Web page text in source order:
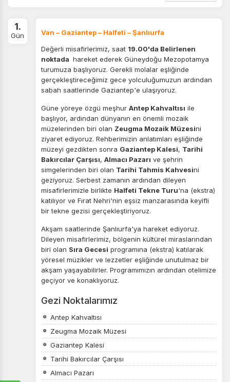
1.
Gün
Van – Gaziantep – Halfeti – Şanlıurfa
Değerli misafirlerimiz, saat 19.00'da Belirlenen
noktada hareket ederek Güneydoğu Mezopotamya
turumuza başlıyoruz. Gerekli molalar eşliğinde
gerçekleştireceğimiz gece yolculuğumuzun ardından
sabah saatlerinde Gaziantep'e ulaşıyoruz.
Güne yöreye özgü meşhur Antep Kahvaltısı ile
başlıyor, ardından dünyanın en önemli mozaik
müzelerinden biri olan Zeugma Mozaik Müzesini
ziyaret ediyoruz. Rehberimizin anlatımları eşliğinde
müzeyi gezdikten sonra Gaziantep Kalesi, Tarihi
Bakırcılar Çarşısı, Almacı Pazarı ve şehrin
simgelerinden biri olan Tarihi Tahmis Kahvesini
geziyoruz. Serbest zamanın ardından dileyen
misafirlerimizle birlikte Halfeti Tekne Turu'na (ekstra)
katılıyor ve Fırat Nehri'nin eşsiz manzarasında keyifli
bir tekne gezisi gerçekleştiriyoruz.
Akşam saatlerinde Şanlıurfa'ya hareket ediyoruz.
Dileyen misafirlerimiz, bölgenin kültürel miraslarından
biri olan Sıra Gecesi programına (ekstra) katılarak
yöresel müzikler ve lezzetler eşliğinde unutulmaz bir
akşam yaşayabilirler. Programımızın ardından otelimize
geçiyor ve konaklıyoruz.
Gezi Noktalarımız
Antep Kahvaltısı
Zeugma Mozaik Müzesi
Gaziantep Kalesi
Tarihi Bakırcılar Çarşısı
Almacı Pazarı